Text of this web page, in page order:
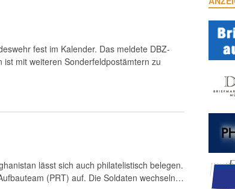
fest im Kalender. Das meldete DBZ-
mit weiteren Sonderfeldpostämtern zu
lässt sich auch philatelistisch belegen.
(PRT) auf. Die Soldaten wechseln…